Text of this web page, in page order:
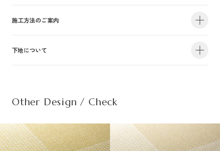
・防カビ性能
推奨糊は、「プリンテリアボンド」もしくは、「ウォールボンド100」です。
| 1.防火性能について |
建物内の内装仕上げに関しては、建築基準法により防火上の基準が定められ
ださい。詳細は下地についてをご参照ください。
| 2.使用環境について |
施工方法のご案内
詳しい施工方法のご案内につきましては、PDFをご覧ください。
下地について
また種別は随時追加・変更がなされております。必ず最新の情報をご確認く
材質 普通紙＋ポリ塩化
Other Design / Check